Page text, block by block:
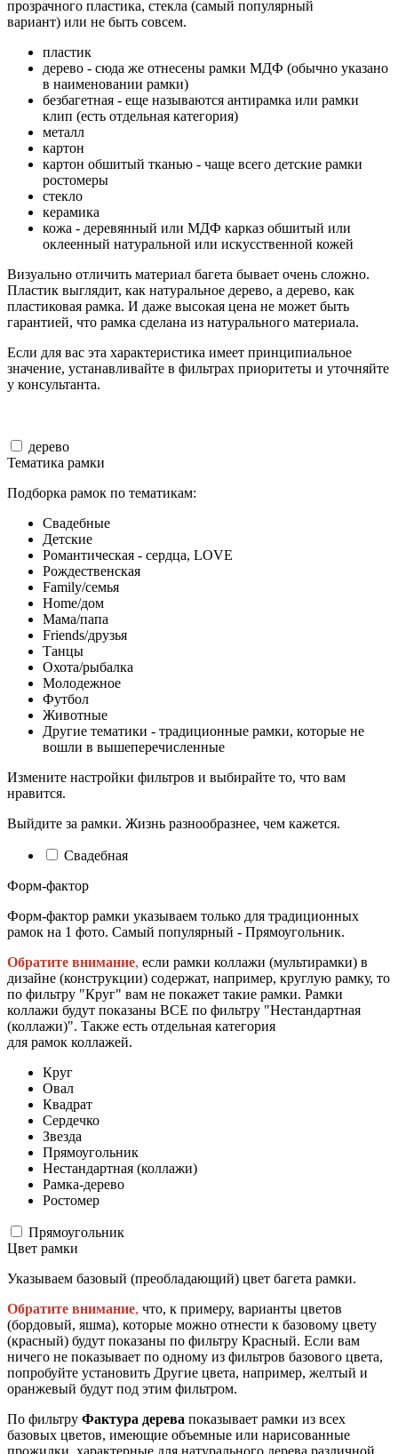
прозрачного пластика, стекла (самый популярный
вариант) или не быть совсем.
пластик
дерево - сюда же отнесены рамки МДФ (обычно указано
в наименовании рамки)
безбагетная - еще называются антирамка или рамки
клип (есть отдельная категория)
металл
картон
картон обшитый тканью - чаще всего детские рамки
ростомеры
стекло
керамика
кожа - деревянный или МДФ карказ обшитый или
оклеенный натуральной или искусственной кожей
Визуально отличить материал багета бывает очень сложно.
Пластик выглядит, как натуральное дерево, а дерево, как
пластиковая рамка. И даже высокая цена не может быть
гарантией, что рамка сделана из натурального материала.
Если для вас эта характеристика имеет принципиальное
значение, устанавливайте в фильтрах приоритеты и уточняйте
у консультанта.
дерево
Тематика рамки
Подборка рамок по тематикам:
Свадебные
Детские
Романтическая - сердца, LOVE
Рождественская
Family/семья
Home/дом
Мама/папа
Friends/друзья
Танцы
Охота/рыбалка
Молодежное
Футбол
Животные
Другие тематики - традиционные рамки, которые не
вошли в вышеперечисленные
Измените настройки фильтров и выбирайте то, что вам
нравится.
Выйдите за рамки. Жизнь разнообразнее, чем кажется.
Свадебная
Форм-фактор
Форм-фактор рамки указываем только для традиционных
рамок на 1 фото. Самый популярный - Прямоугольник.
Обратите внимание, если рамки коллажи (мультирамки) в
дизайне (конструкции) содержат, например, круглую рамку, то
по фильтру "Круг" вам не покажет такие рамки. Рамки
коллажи будут показаны ВСЕ по фильтру "Нестандартная
(коллажи)". Также есть отдельная категория
для рамок коллажей.
Круг
Овал
Квадрат
Сердечко
Звезда
Прямоугольник
Нестандартная (коллажи)
Рамка-дерево
Ростомер
Прямоугольник
Цвет рамки
Указываем базовый (преобладающий) цвет багета рамки.
Обратите внимание, что, к примеру, варианты цветов
(бордовый, яшма), которые можно отнести к базовому цвету
(красный) будут показаны по фильтру Красный. Если вам
ничего не показывает по одному из фильтров базового цвета,
попробуйте установить Другие цвета, например, желтый и
оранжевый будут под этим фильтром.
По фильтру Фактура дерева показывает рамки из всех
базовых цветов, имеющие объемные или нарисованные
прожилки, характерные для натурального дерева различной